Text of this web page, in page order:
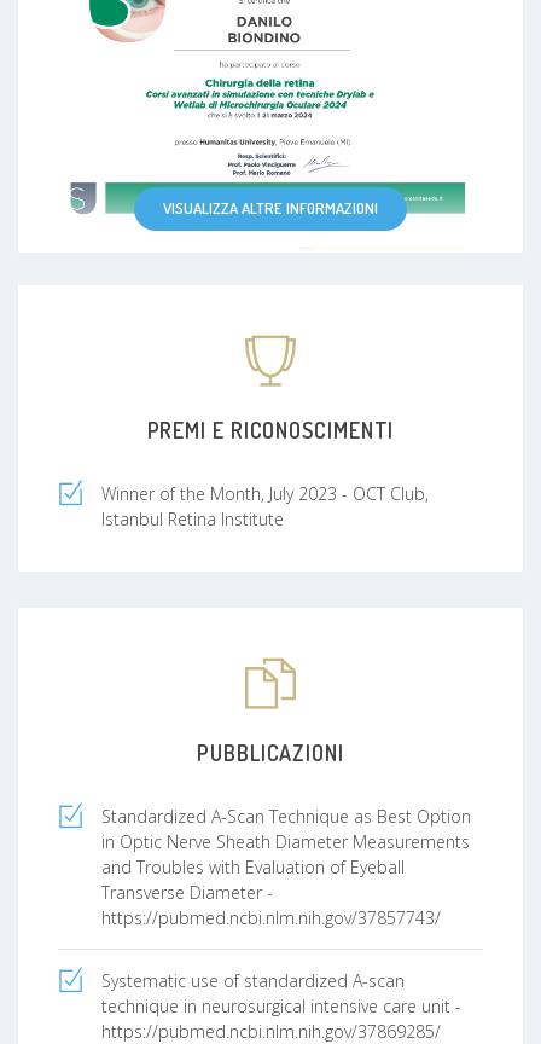
VISUALIZZA ALTRE INFORMAZIONI
PREMI E RICONOSCIMENTI
Winner of the Month, July 2023 - OCT Club,
Istanbul Retina Institute
PUBBLICAZIONI
Standardized A-Scan Technique as Best Option
in Optic Nerve Sheath Diameter Measurements
and Troubles with Evaluation of Eyeball
Transverse Diameter -
https://pubmed.ncbi.nlm.nih.gov/37857743/
Systematic use of standardized A-scan
technique in neurosurgical intensive care unit -
https://pubmed.ncbi.nlm.nih.gov/37869285/